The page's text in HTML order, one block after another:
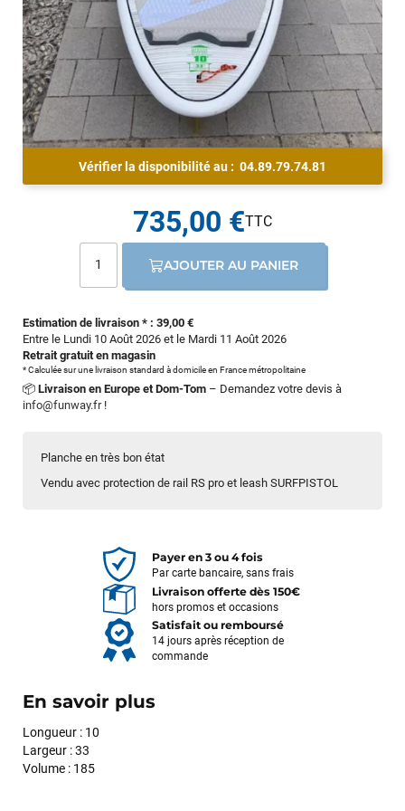
Planche en très bon état
Vendu avec protection de rail RS pro et leash SURFPISTOL
Vérifier la disponibilité au : 04.89.79.74.81
Estimation de livraison * : 39,00 €
Entre le Lundi 10 Août 2026 et le Mardi 11 Août 2026
Retrait gratuit en magasin
* Calculée sur une livraison standard à domicile en France métropolitaine
📦 Livraison en Europe et Dom-Tom – Demandez votre devis à
info@funway.fr!
735,00 €
AJOUTER AU PANIER
Payer en 3 ou 4 fois
Par carte bancaire, sans frais
Livraison offerte dès 150€
hors promos et occasions
Satisfait ou remboursé
14 jours après réception de
commande
En savoir plus
Longueur : 10
Largeur : 33
Volume : 185